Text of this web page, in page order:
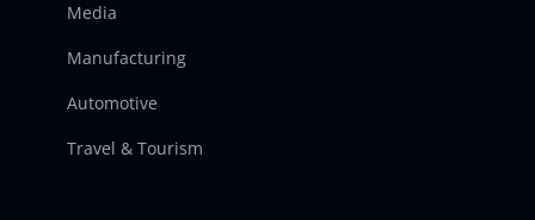
Media
Manufacturing
Automotive
Travel & Tourism